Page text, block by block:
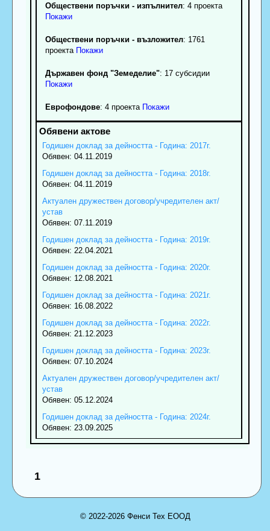
Обществени поръчки - изпълнител: 4 проекта
Покажи
Обществени поръчки - възложител: 1761
проекта Покажи
Държавен фонд "Земеделие": 17 субсидии
Покажи
Еврофондове: 4 проекта Покажи
Годишен доклад за дейността - Година: 2017г.
Обявен: 04.11.2019
Годишен доклад за дейността - Година: 2018г.
Обявен: 04.11.2019
Актуален дружествен договор/учредителен акт/
устав
Обявен: 07.11.2019
Годишен доклад за дейността - Година: 2019г.
Обявен: 22.04.2021
Годишен доклад за дейността - Година: 2020г.
Обявен: 12.08.2021
Годишен доклад за дейността - Година: 2021г.
Обявен: 16.08.2022
Годишен доклад за дейността - Година: 2022г.
Обявен: 21.12.2023
Годишен доклад за дейността - Година: 2023г.
Обявен: 07.10.2024
Актуален дружествен договор/учредителен акт/
устав
Обявен: 05.12.2024
Годишен доклад за дейността - Година: 2024г.
Обявен: 23.09.2025
1
© 2022-2026 Фенси Тех ЕООД